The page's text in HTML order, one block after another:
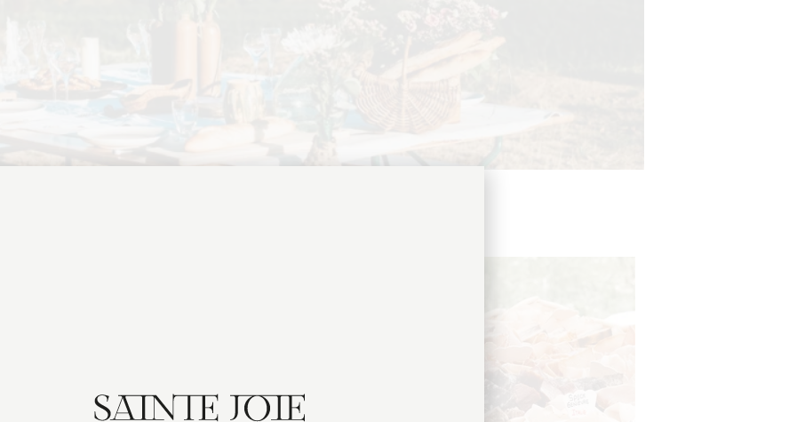
brunch…
nos événements
l’une de nos plus